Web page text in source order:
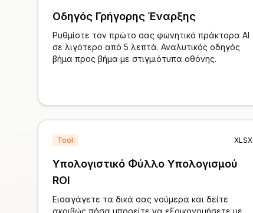
Οδηγός Γρήγορης Έναρξης
Ρυθμίστε τον πρώτο σας φωνητικό πράκτορα AI
σε λιγότερο από 5 λεπτά. Αναλυτικός οδηγός
βήμα προς βήμα με στιγμιότυπα οθόνης.
Tool XLSX
Υπολογιστικό Φύλλο Υπολογισμού
ROI
Εισαγάγετε τα δικά σας νούμερα και δείτε